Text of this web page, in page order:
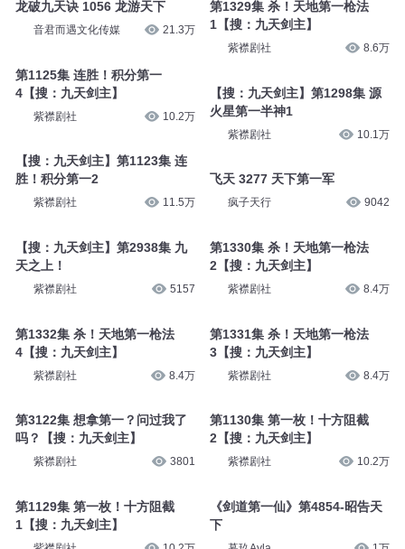
龙破九天诀 1056 龙游天下
音君而遇文化传媒 21.3万
第1125集 连胜！积分第一
4【搜：九天剑主】
紫襟剧社 10.2万
【搜：九天剑主】第1123集 连
胜！积分第一2
紫襟剧社 11.5万
【搜：九天剑主】第2938集 九
天之上！
紫襟剧社 5157
第1332集 杀！天地第一枪法
4【搜：九天剑主】
紫襟剧社 8.4万
第3122集 想拿第一？问过我了
吗？【搜：九天剑主】
紫襟剧社 3801
第1129集 第一枚！十方阻截
1【搜：九天剑主】
第1329集 杀！天地第一枪法
1【搜：九天剑主】
紫襟剧社 8.6万
【搜：九天剑主】第1298集 源
火星第一半神1
紫襟剧社 10.1万
飞天 3277 天下第一军
疯子天行 9042
第1330集 杀！天地第一枪法
2【搜：九天剑主】
紫襟剧社 8.4万
第1331集 杀！天地第一枪法
3【搜：九天剑主】
紫襟剧社 8.4万
第1130集 第一枚！十方阻截
2【搜：九天剑主】
紫襟剧社 10.2万
《剑道第一仙》第4854-昭告天
下